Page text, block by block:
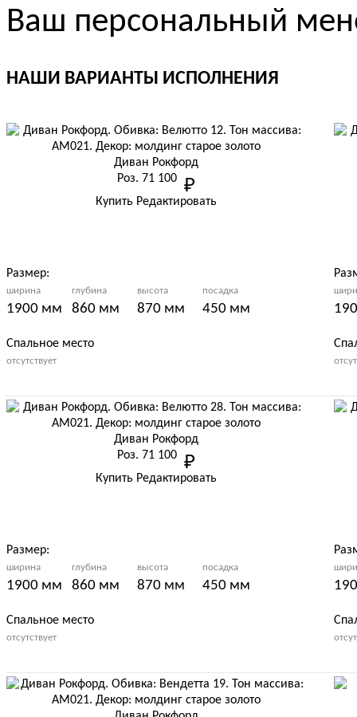
Ваш персональный
НАШИ ВАРИАНТЫ ИСПОЛНЕНИЯ
Диван Рокфорд
Роз. 71 100
Купить Редактировать
Размер:
ширина
1900 мм
глубина
860 мм
высота
870 мм
посадка
450 мм
Спальное место
отсутствует
АМ 021
Велютто (Союз-М) - Велютто 12
Артикул:
ХоРеКа 052
Подробнее
АМ
Диван Рокфорд
Роз. 71 100
Купить Редактировать
Размер:
ширина
1900 мм
глубина
860 мм
высота
870 мм
посадка
450 мм
Спальное место
отсутствует
АМ 021 АМ